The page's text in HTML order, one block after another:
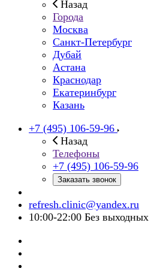
Назад
Города
Москва
Санкт-Петербург
Дубай
Астана
Краснодар
Екатеринбург
Казань
+7 (495) 106-59-96
Назад
Телефоны
+7 (495) 106-59-96
Заказать звонок
refresh.clinic@yandex.ru
10:00-22:00 Без выходных